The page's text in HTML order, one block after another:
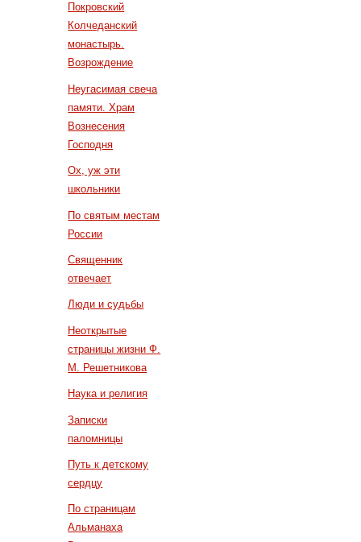
Покровский
Колчеданский
монастырь.
Возрождение
Неугасимая свеча
памяти. Храм
Вознесения
Господня
Ох, уж эти
школьники
По святым местам
России
Священник
отвечает
Люди и судьбы
Неоткрытые
страницы жизни Ф.
М. Решетникова
Наука и религия
Записки
паломницы
Путь к детскому
сердцу
По страницам
Альманаха